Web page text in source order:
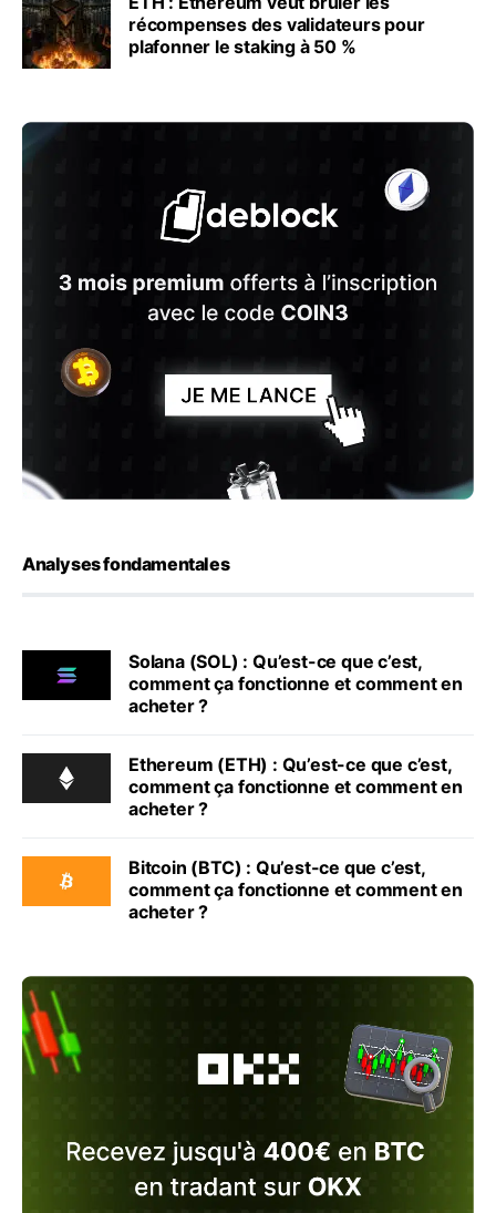
récompenses des validateurs pour
plafonner le staking à 50 %
Analyses fondamentales
Solana (SOL) : Qu’est-ce que c’est,
comment ça fonctionne et comment en
acheter ?
Ethereum (ETH) : Qu’est-ce que c’est,
comment ça fonctionne et comment en
acheter ?
Bitcoin (BTC) : Qu’est-ce que c’est,
comment ça fonctionne et comment en
acheter ?